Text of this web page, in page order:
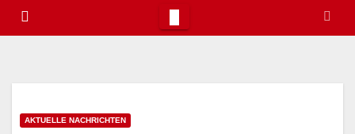
AKTUELLE NACHRICHTEN